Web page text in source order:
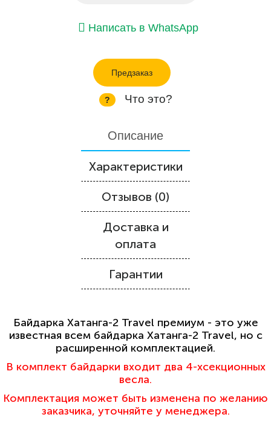
Написать в WhatsApp
Предзаказ
? Что это?
Описание
Характеристики
Отзывов (0)
Доставка и
оплата
Гарантии
Байдарка Хатанга-2 Travel премиум - это уже
известная всем байдарка Хатанга-2 Travel, но с
расширенной комплектацией.
В комплект байдарки входит два 4-хсекционных
весла.
Комплектация может быть изменена по желанию
заказчика, уточняйте у менеджера.